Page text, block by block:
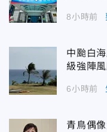
8小時前
中颱白
級強陣
6小時前
青鳥偶